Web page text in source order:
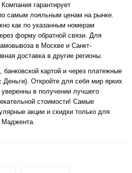
гарантирует
самым лояльным ценам на рынке.
как по указанным номерам
форму обратной связи. Для
в Москве и Санкт-
доставка в другие регионы.
картой и через платежные
Откройте для себя мир ярких
в получении лучшего
стоимости! Самые
акции и скидки только для
Маджента.